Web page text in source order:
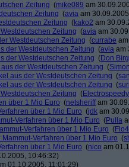
Zeitung (mike089 am
Zeitung (avia am
Zeitung (kako2 am
Zeitung (avia am
Westdeutschen Zeitung (currabe
der Westdeutschen Zeitung (avia am
der Westdeutschen Zeitung (Don
aus der Westdeutschen Zeitung (
aus der Westdeutschen Zeitung (
aus der Westdeutschen Zeitung (
Zeitung (Electrospeedy
über 1 Mio Euro (netsheriffam
über 1 Mio Euro (jdk am
Verfahren über 1 Mio Euro (Pulla
Verfahren über 1 Mio Euro (
Verfahren über 1 Mio Euro (
über 1 Mio Euro (nico am
10:46:32)
01.10.2005, 11:01:29)